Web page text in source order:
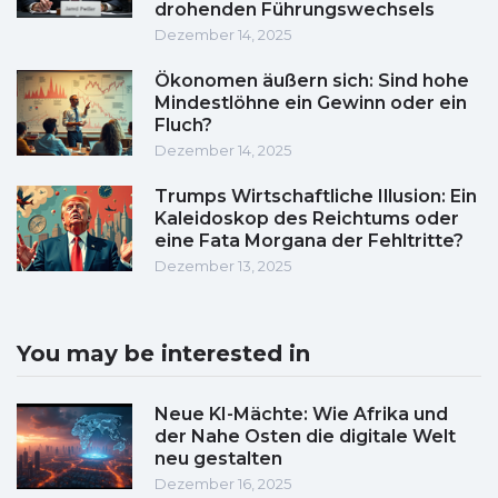
drohenden Führungswechsels
Dezember 14, 2025
Ökonomen äußern sich: Sind hohe
Mindestlöhne ein Gewinn oder ein
Fluch?
Dezember 14, 2025
Trumps Wirtschaftliche Illusion: Ein
Kaleidoskop des Reichtums oder
eine Fata Morgana der Fehltritte?
Dezember 13, 2025
You may be interested in
Neue KI-Mächte: Wie Afrika und
der Nahe Osten die digitale Welt
neu gestalten
Dezember 16, 2025